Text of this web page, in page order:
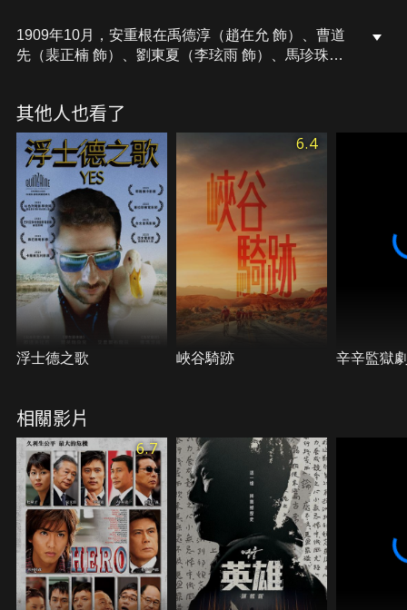
1909年10月，安重根在禹德淳（趙在允 飾）、曹道
先（裴正楠 飾）、劉東夏（李玹雨 飾）、馬珍珠
不是以戰俘的罪名、而是以殺人罪站上日本法庭……
究竟誰是罪人，誰是英雄！
其他人也看了
浮士德之歌
6.4
峽谷騎跡 辛辛監獄
相關影片
6.7